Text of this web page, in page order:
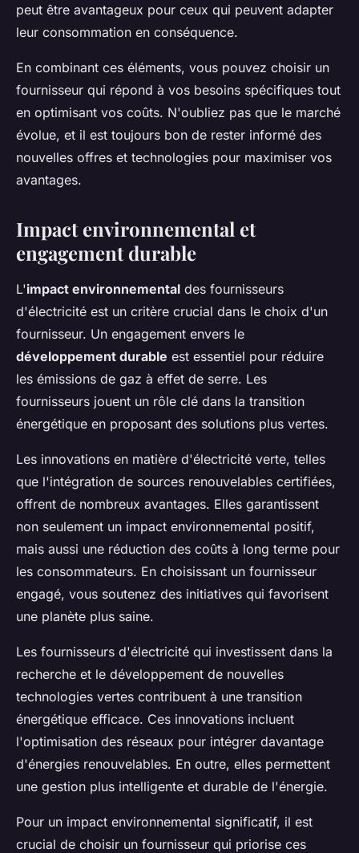
peut être avantageux pour ceux qui peuvent adapter
leur consommation en conséquence.
En combinant ces éléments, vous pouvez choisir un
fournisseur qui répond à vos besoins spécifiques tout
en optimisant vos coûts. N'oubliez pas que le marché
évolue, et il est toujours bon de rester informé des
nouvelles offres et technologies pour maximiser vos
avantages.
Impact environnemental et
engagement durable
L'impact environnemental des fournisseurs
d'électricité est un critère crucial dans le choix d'un
fournisseur. Un engagement envers le
développement durable est essentiel pour réduire
les émissions de gaz à effet de serre. Les
fournisseurs jouent un rôle clé dans la transition
énergétique en proposant des solutions plus vertes.
Les innovations en matière d'électricité verte, telles
que l'intégration de sources renouvelables certifiées,
offrent de nombreux avantages. Elles garantissent
non seulement un impact environnemental positif,
mais aussi une réduction des coûts à long terme pour
les consommateurs. En choisissant un fournisseur
engagé, vous soutenez des initiatives qui favorisent
une planète plus saine.
Les fournisseurs d'électricité qui investissent dans la
recherche et le développement de nouvelles
technologies vertes contribuent à une transition
énergétique efficace. Ces innovations incluent
l'optimisation des réseaux pour intégrer davantage
d'énergies renouvelables. En outre, elles permettent
une gestion plus intelligente et durable de l'énergie.
Pour un impact environnemental significatif, il est
crucial de choisir un fournisseur qui priorise ces